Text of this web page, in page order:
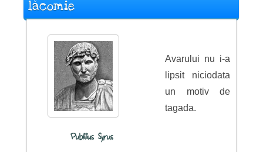
lăcomie
Publilius Syrus
Avarului nu i-a
lipsit niciodata
un motiv de
tagada.